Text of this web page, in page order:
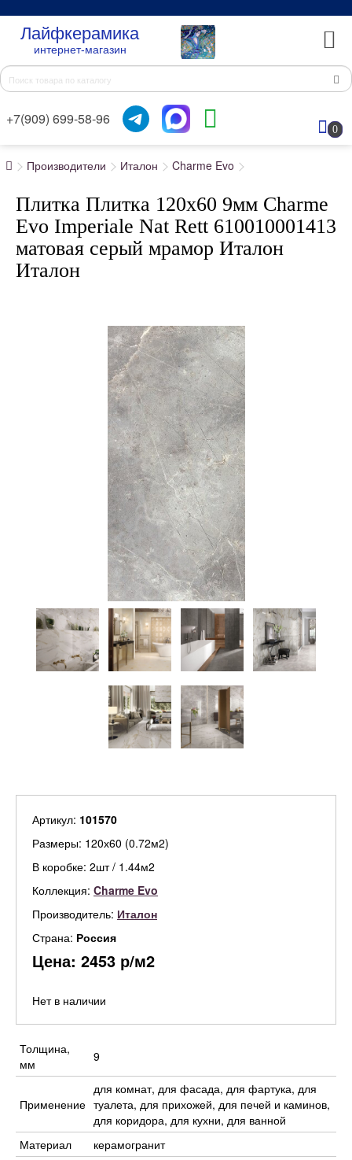
Лайфкерамика
интернет-магазин
+7(909) 699-58-96
0
Производители Италон Charme Evo
Плитка Плитка 120x60 9мм Charme
Evo Imperiale Nat Rett 610010001413
матовая серый мрамор Италон
Италон
Артикул: 101570
Размеры: 120х60 (0.72м2)
В коробке: 2шт / 1.44м2
Коллекция: Charme Evo
Производитель: Италон
Страна: Россия
Цена: 2453 р/м2
Нет в наличии
Толщина,
мм
9
Применение
для комнат, для фасада, для фартука, для
туалета, для прихожей, для печей и каминов,
для коридора, для кухни, для ванной
Материал
керамогранит